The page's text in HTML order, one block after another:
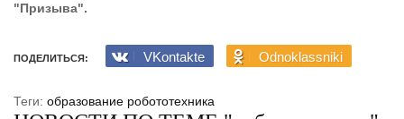
"Призыва".
ПОДЕЛИТЬСЯ: VKontakte Odnoklassniki
Теги: образование робототехника